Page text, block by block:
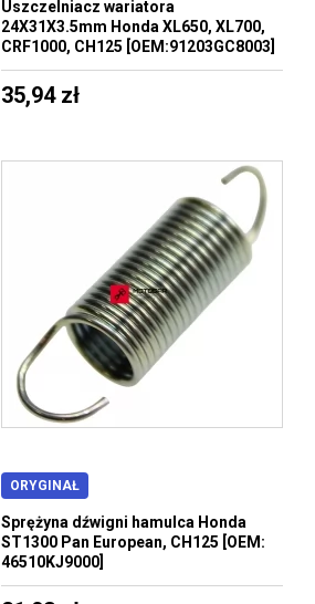
Uszczelniacz wariatora
24X31X3.5mm Honda XL650, XL700,
CRF1000, CH125 [OEM:91203GC8003]
35,94 zł
ORYGINAŁ
Sprężyna dźwigni hamulca Honda
ST1300 Pan European, CH125 [OEM:
46510KJ9000]